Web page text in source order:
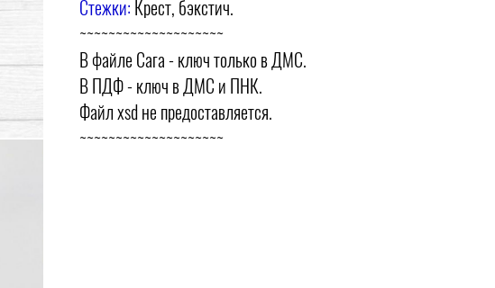
Стежки: Крест, бэкстич.
~~~~~~~~~~~~~~~~~~~~
В файле Сага - ключ только в ДМС.
В ПДФ - ключ в ДМС и ПНК.
Файл xsd не предоставляется.
~~~~~~~~~~~~~~~~~~~~